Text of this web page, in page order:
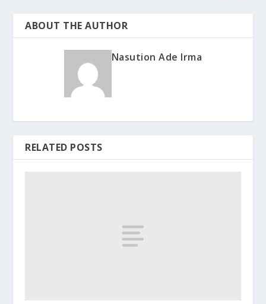
ABOUT THE AUTHOR
Nasution Ade Irma
RELATED POSTS